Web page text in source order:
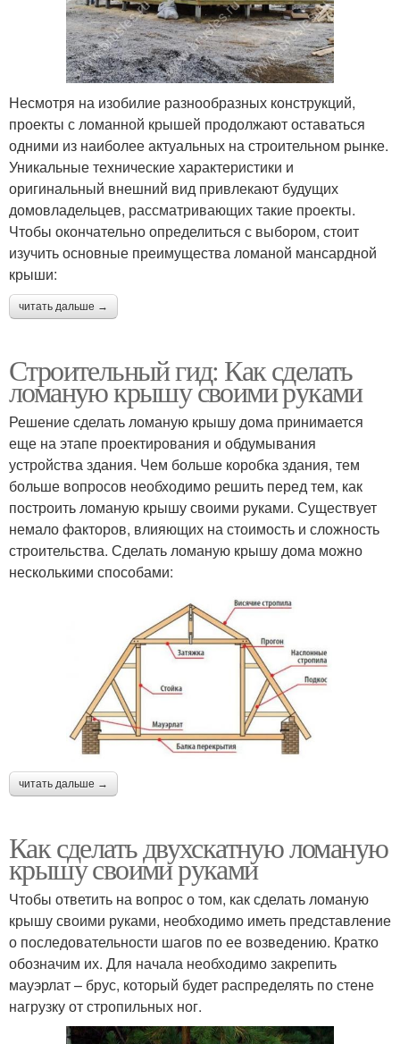
Несмотря на изобилие разнообразных конструкций,
проекты с ломанной крышей продолжают оставаться
одними из наиболее актуальных на строительном рынке.
Уникальные технические характеристики и
оригинальный внешний вид привлекают будущих
домовладельцев, рассматривающих такие проекты.
Чтобы окончательно определиться с выбором, стоит
изучить основные преимущества ломаной мансардной
крыши:
читать дальше →
Строительный гид: Как сделать
ломаную крышу своими руками
Решение сделать ломаную крышу дома принимается
еще на этапе проектирования и обдумывания
устройства здания. Чем больше коробка здания, тем
больше вопросов необходимо решить перед тем, как
построить ломаную крышу своими руками. Существует
немало факторов, влияющих на стоимость и сложность
строительства. Сделать ломаную крышу дома можно
несколькими способами:
читать дальше →
Как сделать двухскатную ломаную
крышу своими руками
Чтобы ответить на вопрос о том, как сделать ломаную
крышу своими руками, необходимо иметь представление
о последовательности шагов по ее возведению. Кратко
обозначим их. Для начала необходимо закрепить
мауэрлат – брус, который будет распределять по стене
нагрузку от стропильных ног.